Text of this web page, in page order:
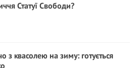
Статуї Свободи?